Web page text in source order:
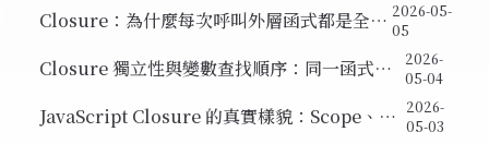
Closure：為什麼每次呼叫外層函式都是全新 2026-05-
05
Closure 獨立性與變數查找順序：同一函式的
2026-
05-04
JavaScript Closure 的真實樣貌：Scope、
2026-
05-03